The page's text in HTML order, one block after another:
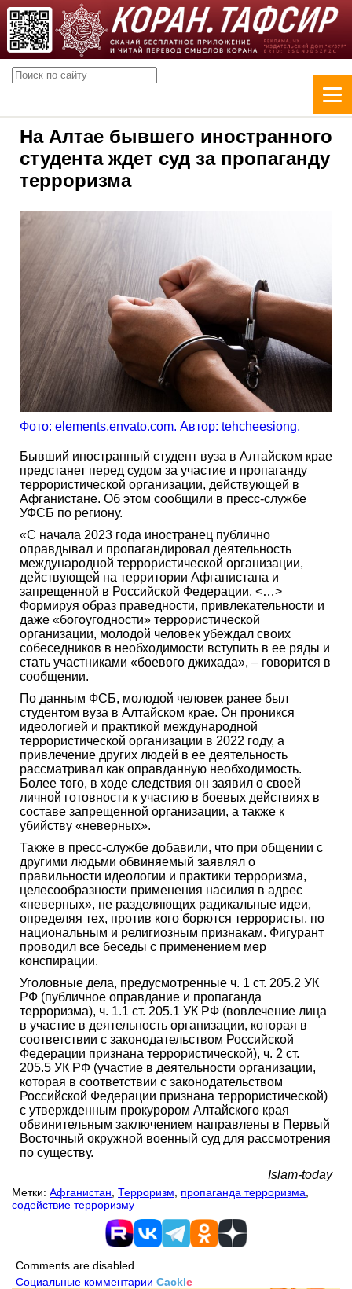
На Алтае бывшего иностранного
студента ждет суд за пропаганду
терроризма
Фото: elements.envato.com. Автор: tehcheesiong.
Бывший иностранный студент вуза в Алтайском крае
предстанет перед судом за участие и пропаганду
террористической организации, действующей в
Афганистане. Об этом сообщили в пресс-службе
УФСБ по региону.
«С начала 2023 года иностранец публично
оправдывал и пропагандировал деятельность
международной террористической организации,
действующей на территории Афганистана и
запрещенной в Российской Федерации. <…>
Формируя образ праведности, привлекательности и
даже «богоугодности» террористической
организации, молодой человек убеждал своих
собеседников в необходимости вступить в ее ряды и
стать участниками «боевого джихада», – говорится в
сообщении.
По данным ФСБ, молодой человек ранее был
студентом вуза в Алтайском крае. Он проникся
идеологией и практикой международной
террористической организации в 2022 году, а
привлечение других людей в ее деятельность
рассматривал как оправданную необходимость.
Более того, в ходе следствия он заявил о своей
личной готовности к участию в боевых действиях в
составе запрещенной организации, а также к
убийству «неверных».
Также в пресс-службе добавили, что при общении с
другими людьми обвиняемый заявлял о
правильности идеологии и практики терроризма,
целесообразности применения насилия в адрес
«неверных», не разделяющих радикальные идеи,
определяя тех, против кого борются террористы, по
национальным и религиозным признакам. Фигурант
проводил все беседы с применением мер
конспирации.
Уголовные дела, предусмотренные ч. 1 ст. 205.2 УК
РФ (публичное оправдание и пропаганда
терроризма), ч. 1.1 ст. 205.1 УК РФ (вовлечение лица
в участие в деятельность организации, которая в
соответствии с законодательством Российской
Федерации признана террористической), ч. 2 ст.
205.5 УК РФ (участие в деятельности организации,
которая в соответствии с законодательством
Российской Федерации признана террористической)
с утвержденным прокурором Алтайского края
обвинительным заключением направлены в Первый
Восточный окружной военный суд для рассмотрения
по существу.
Islam-today
Метки: Афганистан Терроризм пропаганда терроризма
содействие терроризму
Comments are disabled
Социальные комментарии Cackle